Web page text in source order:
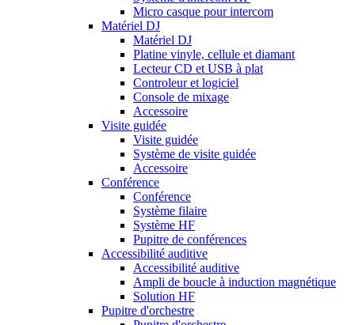
Micro casque pour intercom
Matériel DJ
Matériel DJ
Platine vinyle, cellule et diamant
Lecteur CD et USB à plat
Controleur et logiciel
Console de mixage
Accessoire
Visite guidée
Visite guidée
Système de visite guidée
Accessoire
Conférence
Conférence
Système filaire
Système HF
Pupitre de conférences
Accessibilité auditive
Accessibilité auditive
Ampli de boucle à induction magnétique
Solution HF
Pupitre d'orchestre